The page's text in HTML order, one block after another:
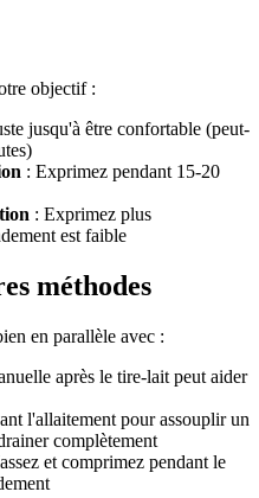
objectif :
jusqu'à être confortable (peut-
: Exprimez pendant 15-20
: Exprimez plus
est faible
méthodes
en parallèle avec :
après le tire-lait peut aider
l'allaitement pour assouplir un
complètement
et comprimez pendant le